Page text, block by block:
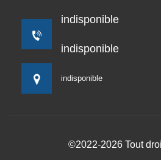
indisponible
indisponible
indisponible
©2022-2026 Tout